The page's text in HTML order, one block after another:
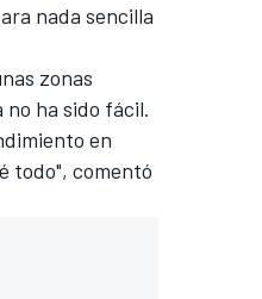
nada sencilla
zonas
ha sido fácil.
en
todo", comentó